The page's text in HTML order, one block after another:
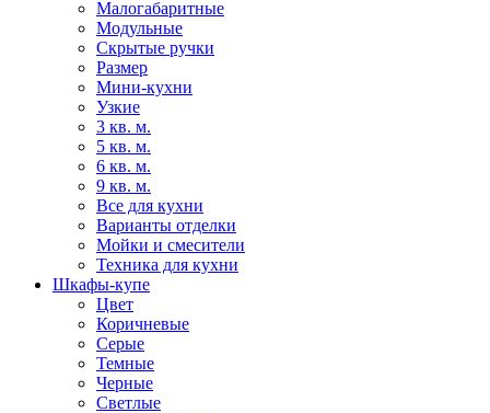
Малогабаритные
Модульные
Скрытые ручки
Размер
Мини-кухни
Узкие
3 кв. м.
5 кв. м.
6 кв. м.
9 кв. м.
Все для кухни
Варианты отделки
Мойки и смесители
Техника для кухни
Шкафы-купе
Цвет
Коричневые
Серые
Темные
Черные
Светлые